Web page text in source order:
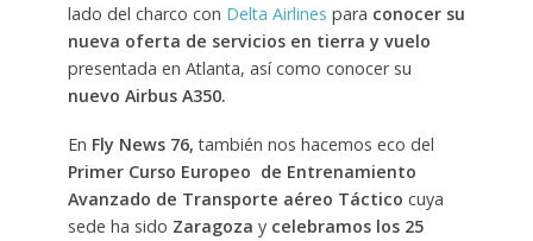
lado del charco con Delta Airlines para conocer su
nueva oferta de servicios en tierra y vuelo
presentada en Atlanta, así como conocer su
nuevo Airbus A350.
En Fly News 76, también nos hacemos eco del
Primer Curso Europeo de Entrenamiento
Avanzado de Transporte aéreo Táctico cuya
sede ha sido Zaragoza ycelebramos los 25